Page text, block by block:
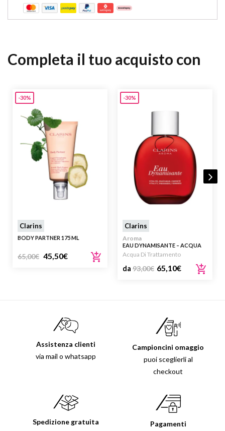
Completa il tuo acquisto con
-30%
Clarins
BODY PARTNER 175 ML
65,00€ 45,50€
-30%
Clarins
Aroma
EAU DYNAMISANTE – ACQUA
AROMATICA
Acqua Di Trattamento
da 93,00€ 65,10€
Assistenza clienti
via mail o whatsapp
Campioncini omaggio
puoi sceglierli al
checkout
Spedizione gratuita
Pagamenti